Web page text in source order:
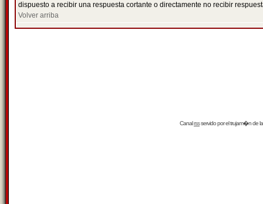
dispuesto a recibir una respuesta cortante o directamente no recibir
Volver arriba
Canalrssservido por eltrujam�nde